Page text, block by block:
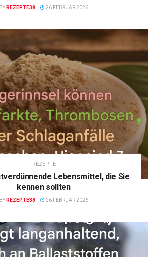
BY REZEPTE38 26 FEBRUAR 2026
REZEPTE
Lebensmittel, die Sie
kennen sollten
BY REZEPTE38 26 FEBRUAR 2026